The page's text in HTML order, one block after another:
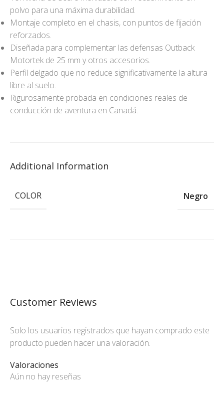
polvo para una máxima durabilidad.
Montaje completo en el chasis, con puntos de fijación
reforzados.
Diseñada para complementar las defensas Outback
Motortek de 25 mm y otros accesorios.
Perfil delgado que no reduce significativamente la altura
libre al suelo.
Rigurosamente probada en condiciones reales de
conducción de aventura en Canadá.
Additional Information
COLOR Negro
Customer Reviews
Valoraciones
Aún no hay reseñas
Solo los usuarios registrados que hayan comprado este
producto pueden hacer una valoración.